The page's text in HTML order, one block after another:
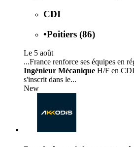
CDI
•Poitiers (86)
Le 5 août
...France renforce ses équipes en
Ingénieur Mécanique H/F en
s'inscrit dans le...
New